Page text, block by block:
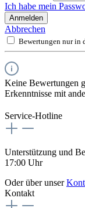
Ich habe mein
Anmelden
Abbrechen
Bewertungen nur in
Keine Bewertungen
Erkenntnisse mit
Service-Hotline
Unterstützung und
17:00 Uhr
Oder über unser
Kontakt